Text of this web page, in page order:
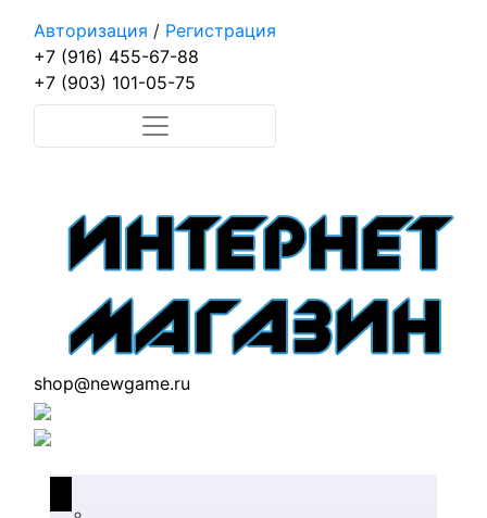
Авторизация / Регистрация
+7 (916) 455-67-88
+7 (903) 101-05-75
shop@newgame.ru